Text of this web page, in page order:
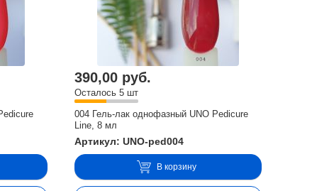
390,00 руб.
Осталось 5 шт
004 Гель-лак однофазный UNO Pedicure
Line, 8 мл
Артикул: UNO-ped004
В корзину